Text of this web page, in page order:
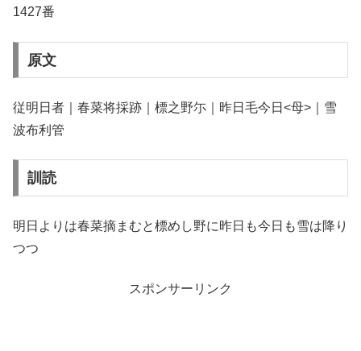
1427番
原文
従明日者｜春菜将採跡｜標之野尓｜昨日毛今日<母>｜雪
波布利管
訓読
明日よりは春菜摘まむと標めし野に昨日も今日も雪は降り
つつ
スポンサーリンク